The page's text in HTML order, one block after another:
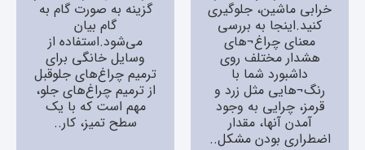
خرابی ماشین، جلوگیری
کنید.اینجا به بررسی
معنای چراغ¬های
هشدار مختلف روی
داشبورد شما با
رنگ¬هایی مثل زرد و
قرمز، چرایی به وجود
آمدن آنها، مقدار
اضطراری بودن مشکل..
گزینه به صورت گام‌‌ به
گام بیان
می‌‌شود.استفاده از
وسایل خانگی برای
ترمیم چراغ‌‌های جلوقبل
از ترمیم چراغ‌‌های جلو،
مهم است که با یک
سطح تمیز، کار..